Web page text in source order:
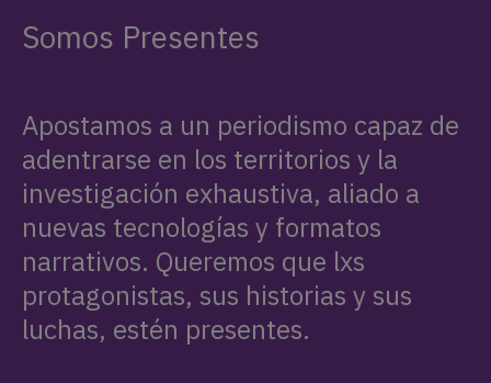
Somos Presentes
Apostamos a un periodismo capaz de
adentrarse en los territorios y la
investigación exhaustiva, aliado a
nuevas tecnologías y formatos
narrativos. Queremos que lxs
protagonistas, sus historias y sus
luchas, estén presentes.